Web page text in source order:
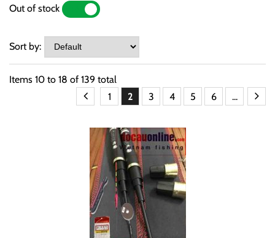
Out of stock
Sort by:
Items 10 to 18 of 139 total
1
2 3 4 5 6 ...